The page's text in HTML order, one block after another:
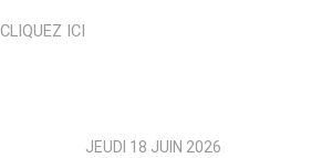
CLIQUEZ ICI
JEUDI 18 JUIN 2026